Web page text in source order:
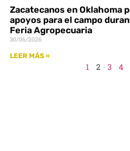
Zacatecanos en Oklahoma
apoyos para el campo
Feria Agropecuaria
30/06/2026
LEER MÁS »
1 2 3 4